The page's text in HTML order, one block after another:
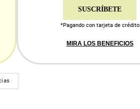
SUSCRÍBETE
*Pagando con tarjeta de crédito
MIRA LOS BENEFICIOS